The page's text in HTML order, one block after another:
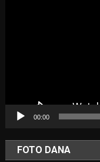
00:00
FOTO DANA